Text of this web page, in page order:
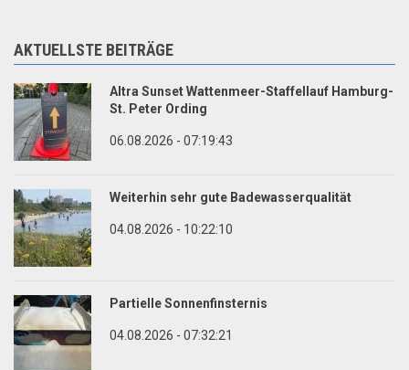
AKTUELLSTE BEITRÄGE
Altra Sunset Wattenmeer-Staffellauf Hamburg-
St. Peter Ording
06.08.2026 - 07:19:43
Weiterhin sehr gute Badewasserqualität
04.08.2026 - 10:22:10
Partielle Sonnenfinsternis
04.08.2026 - 07:32:21